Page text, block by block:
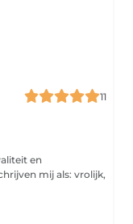
11
en
mij als: vrolijk,